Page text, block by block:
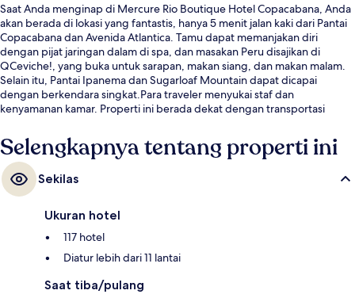
Saat Anda menginap di Mercure Rio Boutique Hotel Copacabana, Anda
akan berada di lokasi yang fantastis, hanya 5 menit jalan kaki dari Pantai
Copacabana dan Avenida Atlantica. Tamu dapat memanjakan diri
dengan pijat jaringan dalam di spa, dan masakan Peru disajikan di
QCeviche!, yang buka untuk sarapan, makan siang, dan makan malam.
Selain itu, Pantai Ipanema dan Sugarloaf Mountain dapat dicapai
dengan berkendara singkat.Para traveler menyukai staf dan
kenyamanan kamar. Properti ini berada dekat dengan transportasi
Arcoverde berjarak 14 menit.
Selengkapnya tentang properti ini
Sekilas
Ukuran hotel
117 hotel
Diatur lebih dari 11 lantai
Saat tiba/pulang